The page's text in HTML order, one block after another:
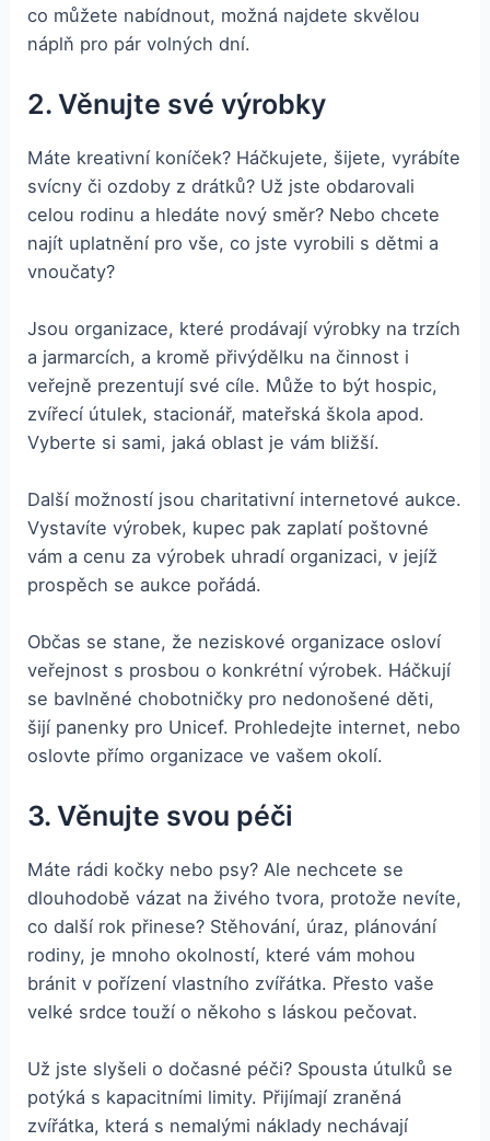
co můžete nabídnout, možná najdete skvělou
náplň pro pár volných dní.
2. Věnujte své výrobky
Máte kreativní koníček? Háčkujete, šijete, vyrábíte
svícny či ozdoby z drátků? Už jste obdarovali
celou rodinu a hledáte nový směr? Nebo chcete
najít uplatnění pro vše, co jste vyrobili s dětmi a
vnoučaty?
Jsou organizace, které prodávají výrobky na trzích
a jarmarcích, a kromě přivýdělku na činnost i
veřejně prezentují své cíle. Může to být hospic,
zvířecí útulek, stacionář, mateřská škola apod.
Vyberte si sami, jaká oblast je vám bližší.
Další možností jsou charitativní internetové aukce.
Vystavíte výrobek, kupec pak zaplatí poštovné
vám a cenu za výrobek uhradí organizaci, v jejíž
prospěch se aukce pořádá.
Občas se stane, že neziskové organizace osloví
veřejnost s prosbou o konkrétní výrobek. Háčkují
se bavlněné chobotničky pro nedonošené děti,
šijí panenky pro Unicef. Prohledejte internet, nebo
oslovte přímo organizace ve vašem okolí.
3. Věnujte svou péči
Máte rádi kočky nebo psy? Ale nechcete se
dlouhodobě vázat na živého tvora, protože nevíte,
co další rok přinese? Stěhování, úraz, plánování
rodiny, je mnoho okolností, které vám mohou
bránit v pořízení vlastního zvířátka. Přesto vaše
velké srdce touží o někoho s láskou pečovat.
Už jste slyšeli o dočasné péči? Spousta útulků se
potýká s kapacitními limity. Přijímají zraněná
zvířátka, která s nemalými náklady nechávají